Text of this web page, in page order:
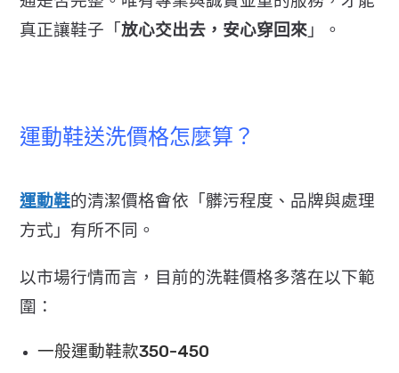
真正讓鞋子「放心交出去，安心穿回來 」。
運動鞋送洗價格怎麼算？
運動鞋的清潔價格會依「髒污程度、品牌與處理
方式」有所不同。
以市場行情而言，目前的洗鞋價格多落在以下範
圍：
一般運動鞋款350-450